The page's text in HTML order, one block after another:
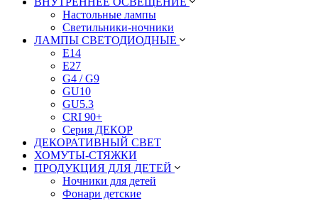
Настольные лампы
Светильники-ночники
ЛАМПЫ СВЕТОДИОДНЫЕ
E14
E27
G4 / G9
GU10
GU5.3
CRI 90+
Серия ДЕКОР
ДЕКОРАТИВНЫЙ СВЕТ
ХОМУТЫ-СТЯЖКИ
ПРОДУКЦИЯ ДЛЯ ДЕТЕЙ
Ночники для детей
Фонари детские